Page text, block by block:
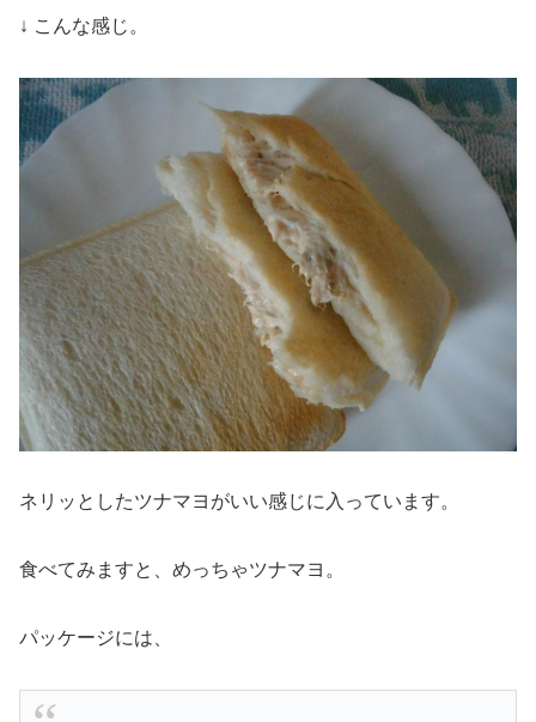
↓ こんな感じ。
ネリッとしたツナマヨがいい感じに入っています。
食べてみますと、めっちゃツナマヨ。
パッケージには、